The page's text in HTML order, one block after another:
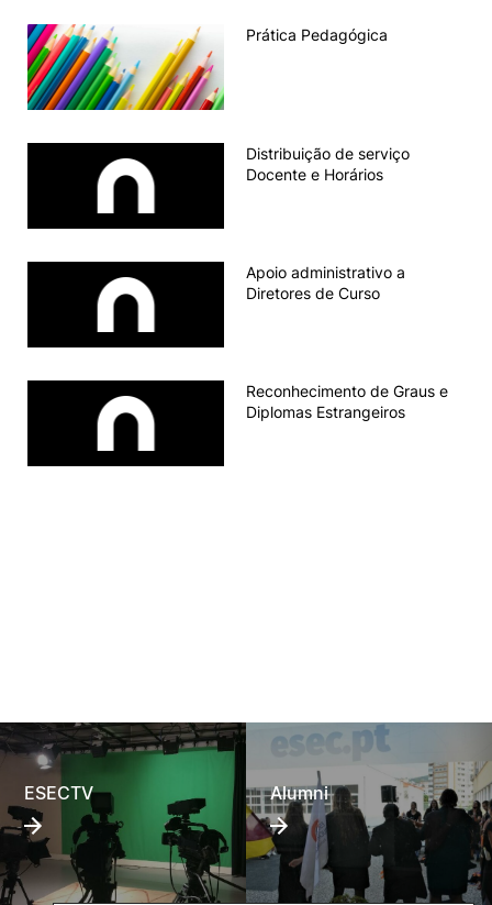
Prática Pedagógica
Distribuição de serviço
Docente e Horários
Apoio administrativo a
Diretores de Curso
Reconhecimento de Graus e
Diplomas Estrangeiros
ESECTV Alumni